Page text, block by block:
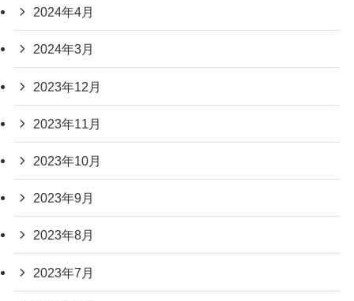
2024年4月
2024年3月
2023年12月
2023年11月
2023年10月
2023年9月
2023年8月
2023年7月